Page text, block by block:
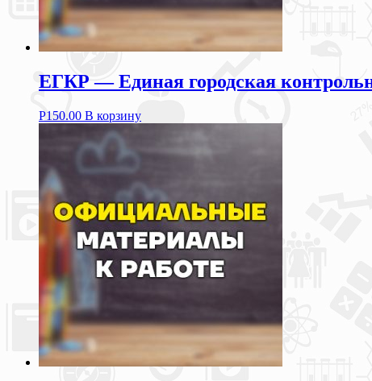
ЕГКР — Единая городская
Р150.00 В корзину